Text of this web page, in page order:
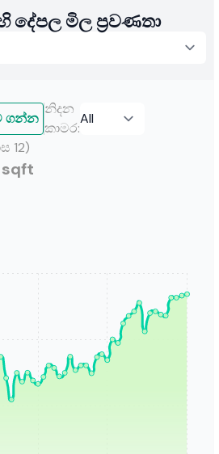
දේපල මිල ප්‍රවණතා
ගන්න
නිදන
කාමර:
12)